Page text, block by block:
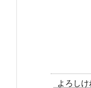
よろし